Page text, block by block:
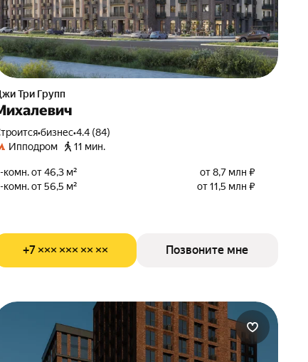
Джи Три Групп
Строится•бизнес•4.4 (84)
Ипподром
11 мин.
комн. от 46,3 м²
от 8,7 млн ₽
комн. от 56,5 м²
от 11,5 млн ₽
+7 ××× ××× ×× ×× Позвоните мне